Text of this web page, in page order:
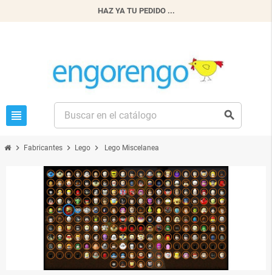
HAZ YA TU PEDIDO ...
view_headline search
chevron_right Fabricantes chevron_right Lego chevron_right Lego Miscelanea